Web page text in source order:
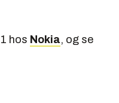
hos Nokia, og se